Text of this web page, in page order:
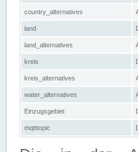
country_alternatives
land
land_alternatives
kreis
kreis_alternatives
water_alternatives
Einzugsgebiet
mqtttopic